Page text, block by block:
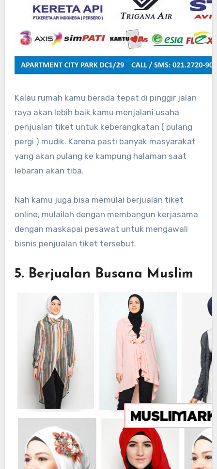
Kalau rumah kamu berada tepat di pinggir jalan
raya akan lebih baik kamu menjalani usaha
penjualan tiket untuk keberangkatan ( pulang
pergi ) mudik. Karena pasti banyak masyarakat
yang akan pulang ke kampung halaman saat
lebaran akan tiba.
Nah kamu juga bisa memulai berjualan tiket
online, mulailah dengan membangun kerjasama
dengan maskapai pesawat untuk mengawali
bisnis penjualan tiket tersebut.
5. Berjualan Busana Muslim